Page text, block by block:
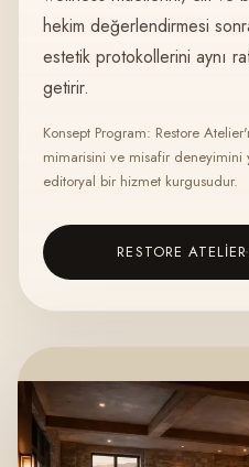
hekim değerlendirmesi
estetik protokollerini aynı
getirir.
Konsept Program: Restore
mimarisini ve misafir deneyimini
editoryal bir hizmet kurgusudur.
RESTORE